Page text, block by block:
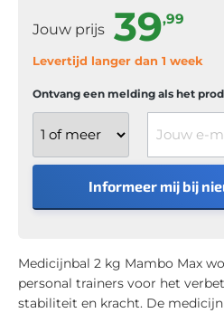
Jouw prijs 39,99
Levertijd langer dan 1 week
Ontvang een melding als het
Informeer mij bij
Medicijnbal 2 kg Mambo Max
personal trainers voor het
stabiliteit en kracht. De